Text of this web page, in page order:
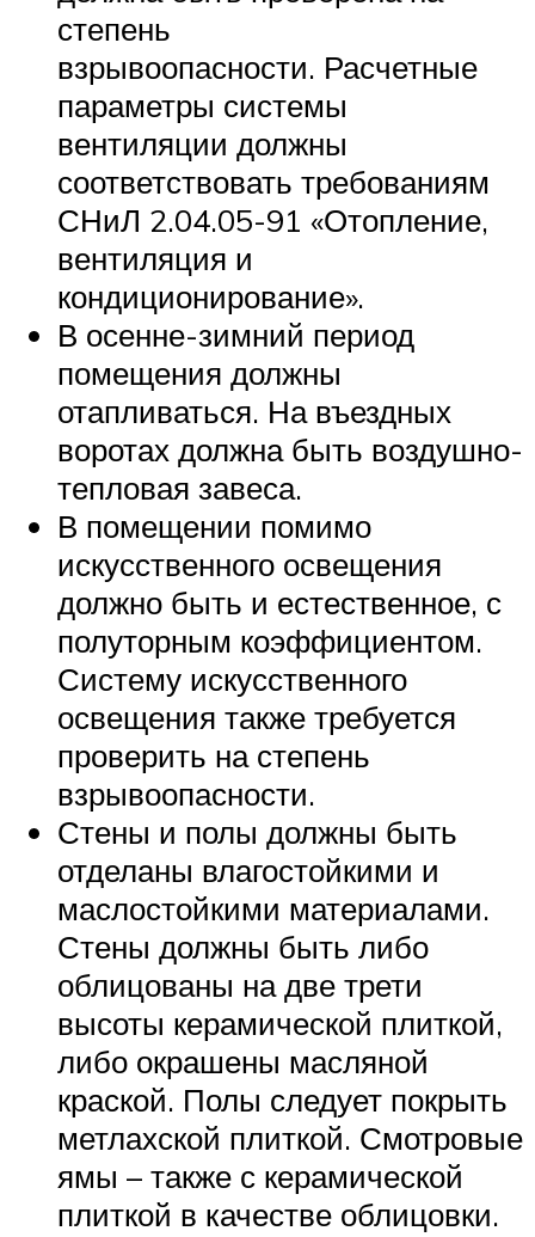
степень
взрывоопасности. Расчетные
параметры системы
вентиляции должны
соответствовать требованиям
СНиЛ 2.04.05-91 «Отопление,
вентиляция и
кондиционирование».
В осенне-зимний период
помещения должны
отапливаться. На въездных
воротах должна быть воздушно-
тепловая завеса.
В помещении помимо
искусственного освещения
должно быть и естественное, с
полуторным коэффициентом.
Систему искусственного
освещения также требуется
проверить на степень
взрывоопасности.
Стены и полы должны быть
отделаны влагостойкими и
маслостойкими материалами.
Стены должны быть либо
облицованы на две трети
высоты керамической плиткой,
либо окрашены масляной
краской. Полы следует покрыть
метлахской плиткой. Смотровые
ямы – также с керамической
плиткой в качестве облицовки.